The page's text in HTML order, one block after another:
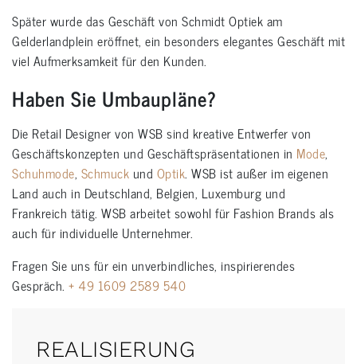
Später wurde das Geschäft von Schmidt Optiek am
Gelderlandplein eröffnet, ein besonders elegantes Geschäft mit
viel Aufmerksamkeit für den Kunden.
Haben Sie Umbaupläne?
Die Retail Designer von WSB sind kreative Entwerfer von
Geschäftskonzepten und Geschäftspräsentationen in Mode,
Schuhmode, Schmuck und Optik. WSB ist außer im eigenen
Land auch in Deutschland, Belgien, Luxemburg und
Frankreich tätig. WSB arbeitet sowohl für Fashion Brands als
auch für individuelle Unternehmer.
Fragen Sie uns für ein unverbindliches, inspirierendes
Gespräch. + 49 1609 2589 540
REALISIERUNG